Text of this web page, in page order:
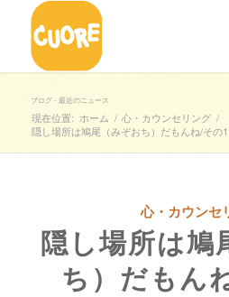
ブログ - 最近のニュース
現在位置: ホーム / 心・カウンセリング /
隠し場所は鳩尾（みぞおち）だもんね/その
心・カウンセ
隠し場所は鳩
ち）だもん